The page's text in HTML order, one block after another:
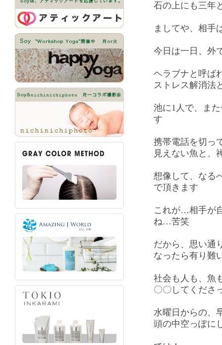
石の上にも三年
ましてや、相手
今日は一日、外
ヘラブナと呼ば
ストレス解消法
池に1人で、ま
す
携帯電話を切っ
見えない魚と、
想像して、なる
で頂きます
これが…相手が
ね…苦笑
だから、思い通
なったら有り難
社会も人も、魚
〇〇してくださ
水曜日からの、
頭の中空っぽに